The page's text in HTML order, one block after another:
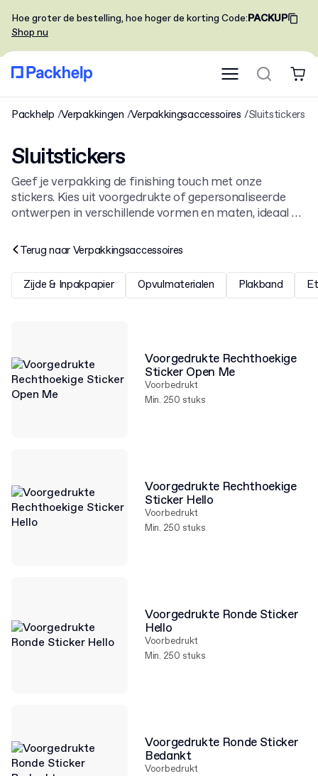
Hoe groter de bestelling, hoe hoger de korting Code:PACKUP
Shop nu
Packhelp Verpakkingen Verpakkingsaccessoires Sluitstickers
Sluitstickers
Geef je verpakking de finishing touch met onze
stickers. Kies uit voorgedrukte of gepersonaliseerde
ontwerpen in verschillende vormen en maten, ideaal als
verpakkingsaccessoiresen maak je branding compleet.
Terug naar Verpakkingsaccessoires
Zijde & Inpakpapier Opvulmaterialen Plakband
Voorgedrukte Rechthoekige
Sticker Open Me
Voorbedrukt
Min. 250 stuks
Voorgedrukte Rechthoekige
Sticker Hello
Voorbedrukt
Min. 250 stuks
Voorgedrukte Ronde Sticker
Hello
Voorbedrukt
Min. 250 stuks
Voorgedrukte Ronde Sticker
Bedankt
Voorbedrukt